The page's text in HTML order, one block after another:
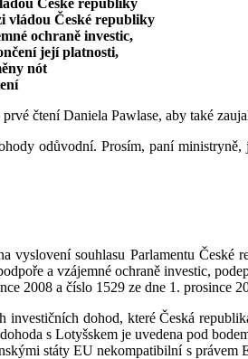
vládou České republiky
ochraně investic,
její platnosti,
nót
čtení Daniela Pawlase, aby také
odůvodní. Prosím, paní
vyslovení souhlasu Parlamentu
a vzájemné ochraně investic,
2008 a číslo 1529 ze dne 1. prosince
dohod, které Česká
s Lotyšskem je uvedena pod
státy EU nekompatibilní s